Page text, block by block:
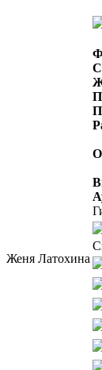
Женя Латохина